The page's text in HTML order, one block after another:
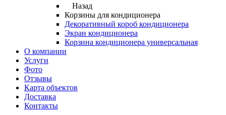
Назад
Корзины для кондиционера
Декоративный короб кондиционера
Экран кондиционера
Корзина кондиционера универсальная
О компании
Услуги
Фото
Отзывы
Карта объектов
Доставка
Контакты